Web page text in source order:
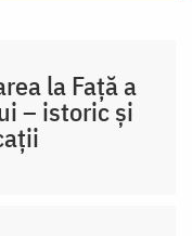
la Față a
– istoric și